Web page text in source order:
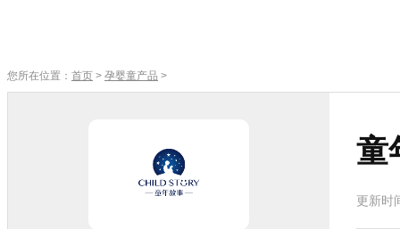
您所在位置： 首页 > 孕婴童产品 >
童
更新时